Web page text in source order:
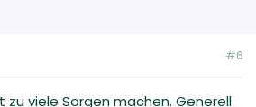
#6
viele Sorgen machen. Generell